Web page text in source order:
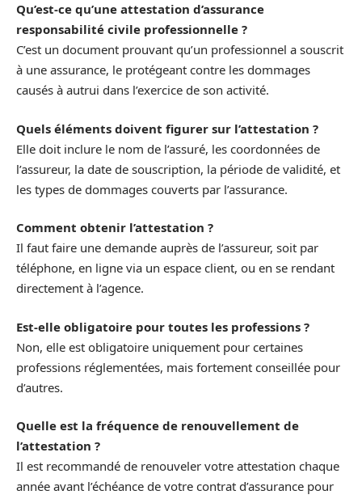
Qu’est-ce qu’une attestation d’assurance
responsabilité civile professionnelle ?
C’est un document prouvant qu’un professionnel a souscrit
à une assurance, le protégeant contre les dommages
causés à autrui dans l’exercice de son activité.
Quels éléments doivent figurer sur l’attestation ?
Elle doit inclure le nom de l’assuré, les coordonnées de
l’assureur, la date de souscription, la période de validité, et
les types de dommages couverts par l’assurance.
Comment obtenir l’attestation ?
Il faut faire une demande auprès de l’assureur, soit par
téléphone, en ligne via un espace client, ou en se rendant
directement à l’agence.
Est-elle obligatoire pour toutes les professions ?
Non, elle est obligatoire uniquement pour certaines
professions réglementées, mais fortement conseillée pour
d’autres.
Quelle est la fréquence de renouvellement de
l’attestation ?
Il est recommandé de renouveler votre attestation chaque
année avant l’échéance de votre contrat d’assurance pour